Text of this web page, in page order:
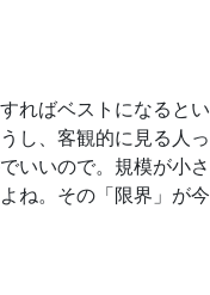
ればベストになるとい
し、客観的に見る人っ
いいので。規模が小さ
ね。その「限界」が今